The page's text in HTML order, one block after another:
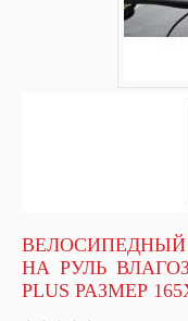
ВЕЛОСИПЕДНЫЙ
НА РУЛЬ
PLUS РАЗМЕР